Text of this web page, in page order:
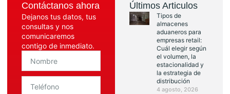
Contáctanos ahora
Dejanos tus datos, tus
consultas y nos
comunicaremos
contigo de inmediato.
Últimos Articulos
Tipos de
almacenes
aduaneros para
empresas retail:
Cuál elegir según
el volumen, la
estacionalidad y
la estrategia de
distribución
4 agosto, 2026